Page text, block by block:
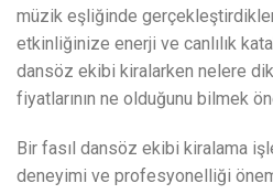
müzik eşliğinde
etkinliğinize enerji ve canlılık
dansöz ekibi kiralarken nelere
fiyatlarının ne olduğunu bilmek
Bir fasıl dansöz ekibi kiralama
deneyimi ve profesyonelliği